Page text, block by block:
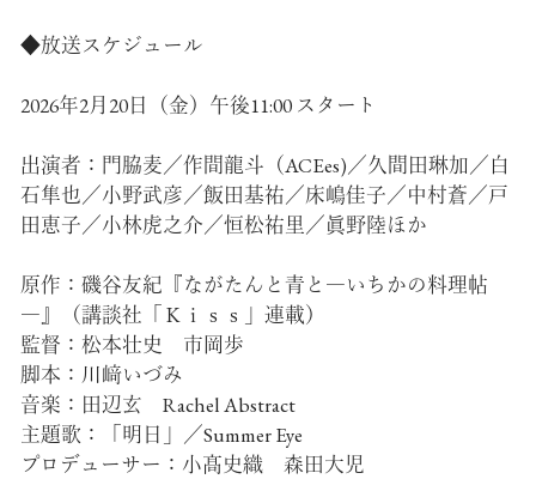
◆放送スケジュール
2026年2月20日（金）午後11:00 スタート
出演者：門脇麦／作間龍斗（ACEes)／久間田琳加／白
石隼也／小野武彦／飯田基祐／床嶋佳子／中村蒼／戸
田恵子／小林虎之介／恒松祐里／眞野陸ほか
原作：磯谷友紀『ながたんと青と―いちかの料理帖
―』（講談社「Ｋｉｓｓ」連載）
監督：松本壮史 市岡歩
脚本：川﨑いづみ
音楽：田辺玄 Rachel Abstract
主題歌：「明日」／Summer Eye
プロデューサー：小髙史織 森田大児